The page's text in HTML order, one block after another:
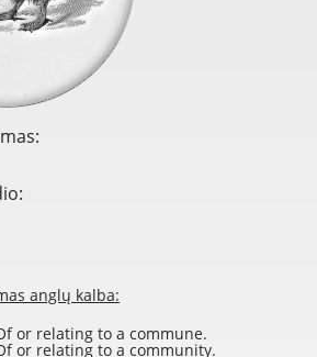
anglų kalba:
or relating to a commune.
or relating to a community.